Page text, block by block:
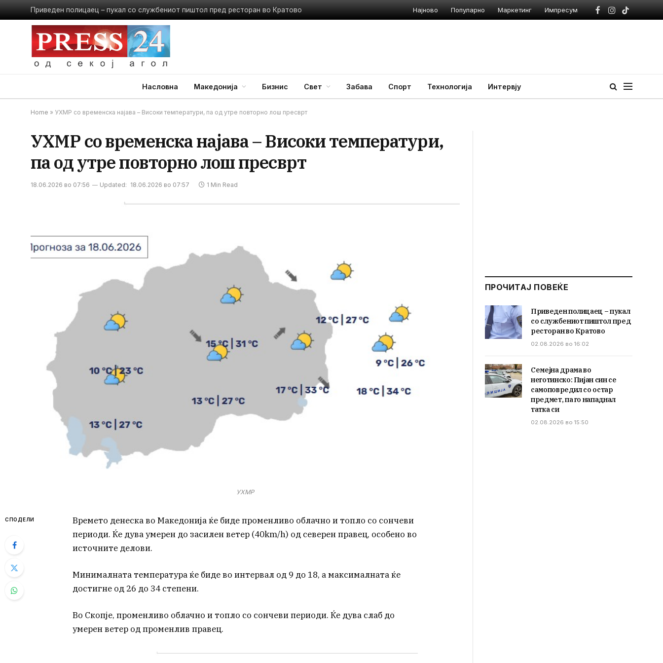
Приведен полицаец – пукал со службениот пиштол пред ресторан во Кратово Најново Популарно Маркетинг Импресум
Facebook
Instagram
TikTok
Насловна Македонија Бизнис Свет Забава Спорт Технологија Интервју
Home » УХМР со временска најава – Високи температури, па од утре повторно лош пресврт
УХМР со временска најава – Високи температури,
па од утре повторно лош пресврт
18.06.2026 во 07:56 Updated: 18.06.2026 во 07:57 1 Min Read
УХМР
СПОДЕЛИ
Времето денеска во Македонија ќе биде променливо облачно и топло со сончеви
периоди. Ќе дува умерен до засилен ветер (40km/h) од северен правец, особено во
источните делови.
Минималната температура ќе биде во интервал од 9 до 18, а максималната ќе
достигне од 26 до 34 степени.
Во Скопје, променливо облачно и топло со сончеви периоди. Ќе дува слаб до
умерен ветер од променлив правец.
ПРОЧИТАЈ ПОВЕЌЕ
Приведен полицаец – пукал
со службениот пиштол пред
ресторан во Кратово
02.08.2026 во 16:02
Семејна драма во
неготинско: Пијан син се
самоповредил со остар
предмет, па го нападнал
татка си
02.08.2026 во 15:50